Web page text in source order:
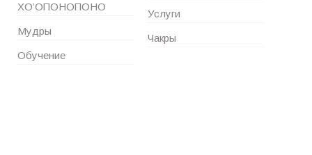
ХО’ОПОНОПОНО
Мудры
Обучение
Услуги
Чакры